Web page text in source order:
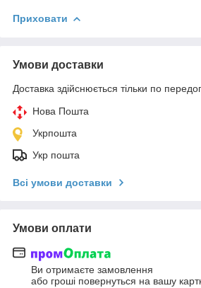
Приховати
Умови доставки
Доставка здійснюється тільки по
Нова Пошта
Укрпошта
Укр пошта
Всі умови доставки
Умови оплати
Ви отримаєте замовлення
або гроші повернуться на вашу